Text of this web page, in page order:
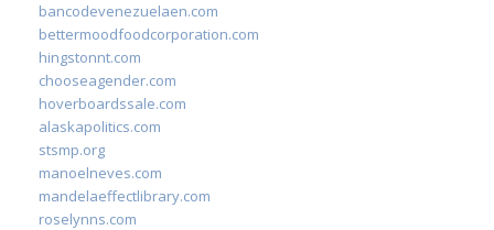
bancodevenezuelaen.com
bettermoodfoodcorporation.com
hingstonnt.com
chooseagender.com
hoverboardssale.com
alaskapolitics.com
stsmp.org
manoelneves.com
mandelaeffectlibrary.com
roselynns.com